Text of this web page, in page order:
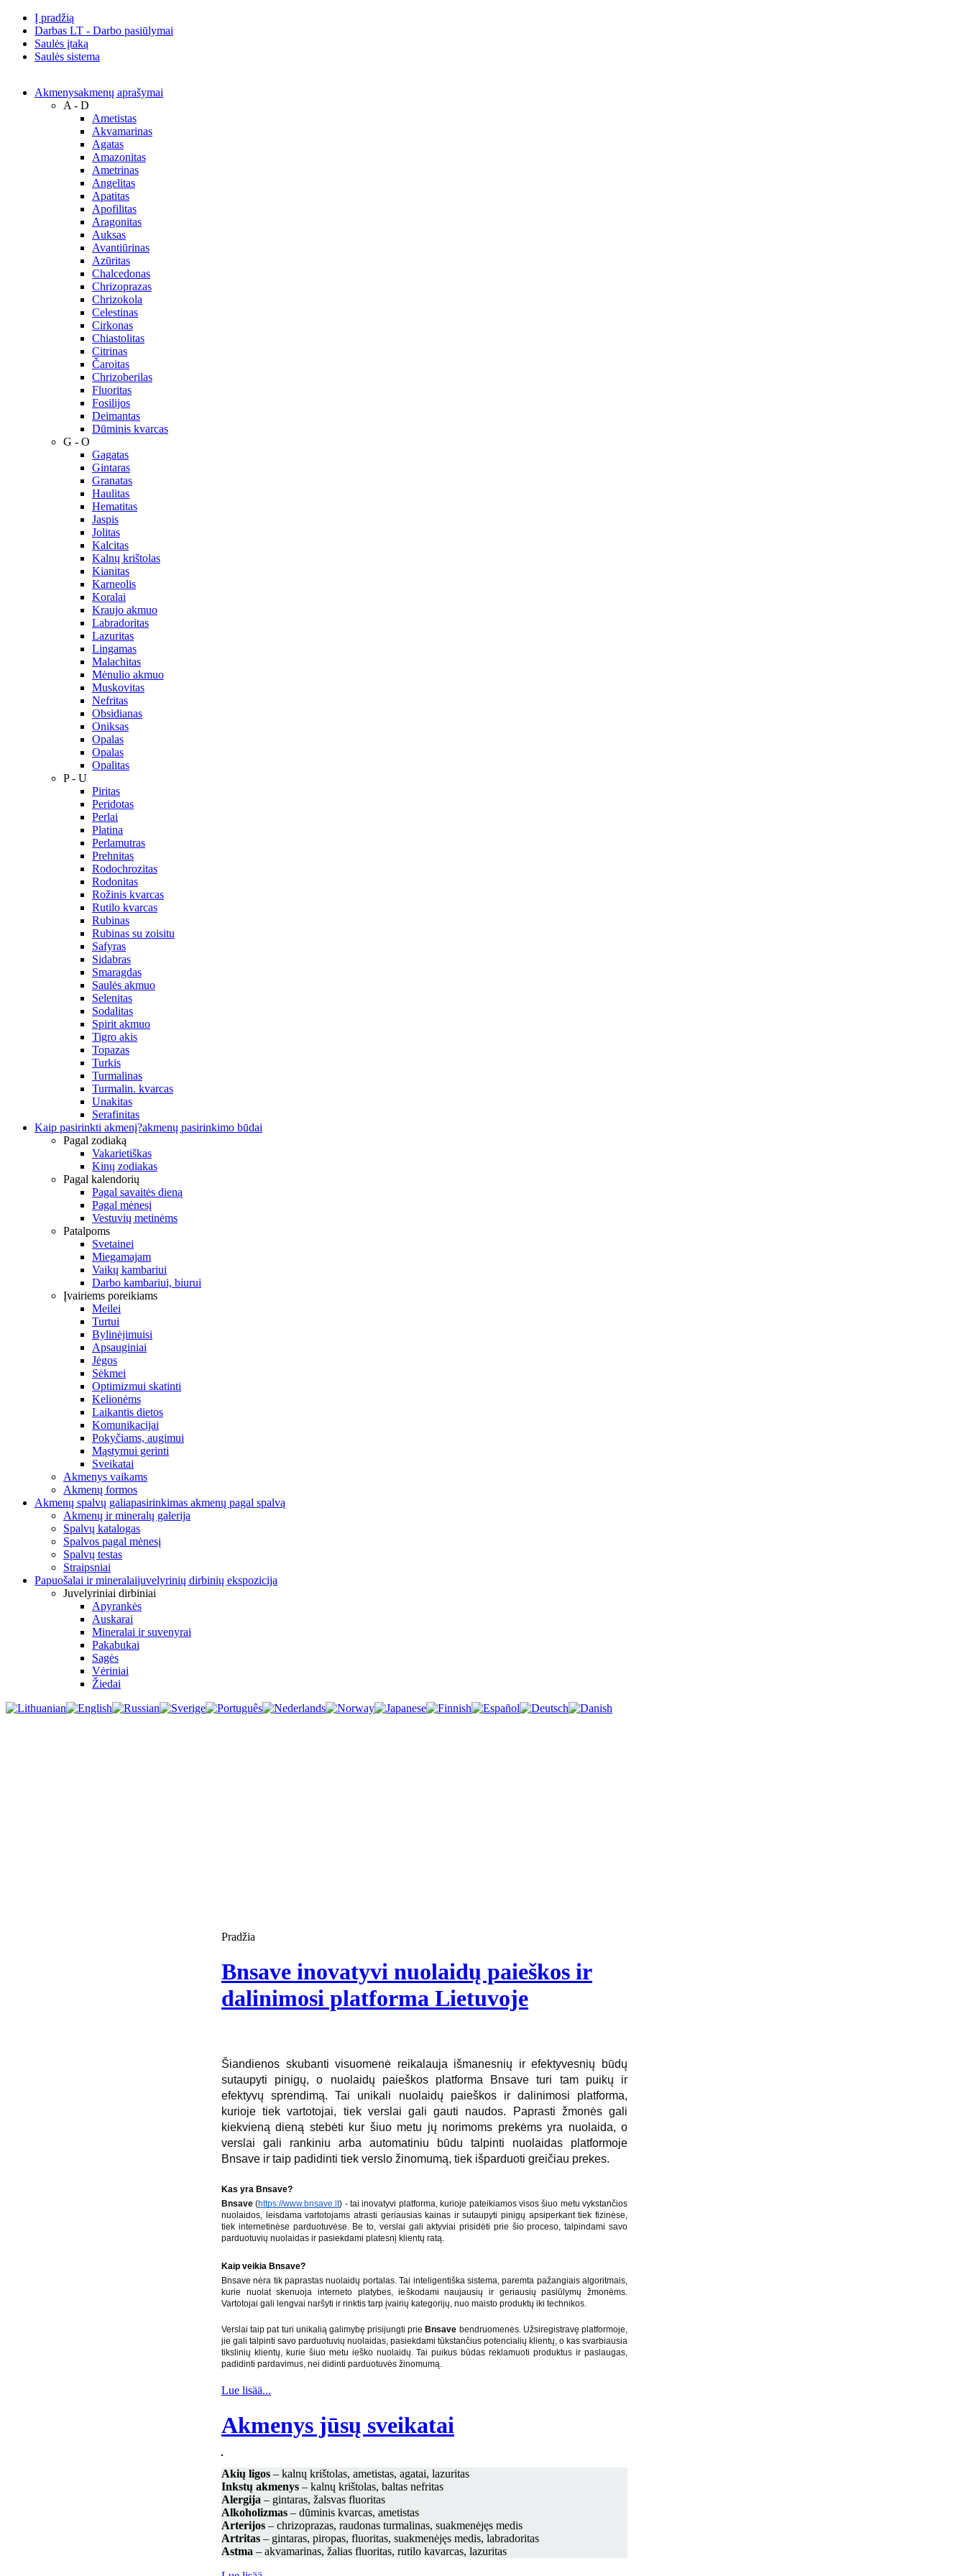
Į pradžią
Darbas LT - Darbo pasiūlymai
Saulės įtaką
Saulės sistema
Akmenysakmenų aprašymai
A - D
Ametistas
Akvamarinas
Agatas
Amazonitas
Ametrinas
Angelitas
Apatitas
Apofilitas
Aragonitas
Auksas
Avantiūrinas
Azūritas
Chalcedonas
Chrizoprazas
Chrizokola
Celestinas
Cirkonas
Chiastolitas
Citrinas
Čaroitas
Chrizoberilas
Fluoritas
Fosilijos
Deimantas
Dūminis kvarcas
G - O
Gagatas
Gintaras
Granatas
Haulitas
Hematitas
Jaspis
Jolitas
Kalcitas
Kalnų krištolas
Kianitas
Karneolis
Koralai
Kraujo akmuo
Labradoritas
Lazuritas
Lingamas
Malachitas
Mėnulio akmuo
Muskovitas
Nefritas
Obsidianas
Oniksas
Opalas
Opalas
Opalitas
P - U
Piritas
Peridotas
Perlai
Platina
Perlamutras
Prehnitas
Rodochrozitas
Rodonitas
Rožinis kvarcas
Rutilo kvarcas
Rubinas
Rubinas su zoisitu
Safyras
Sidabras
Smaragdas
Saulės akmuo
Selenitas
Sodalitas
Spirit akmuo
Tigro akis
Topazas
Turkis
Turmalinas
Turmalin. kvarcas
Unakitas
Serafinitas
Kaip pasirinkti akmenį?akmenų pasirinkimo būdai
Pagal zodiaką
Vakarietiškas
Kinų zodiakas
Pagal kalendorių
Pagal savaitės dieną
Pagal mėnesį
Vestuvių metinėms
Patalpoms
Svetainei
Miegamajam
Vaikų kambariui
Darbo kambariui, biurui
Įvairiems poreikiams
Meilei
Turtui
Bylinėjimuisi
Apsauginiai
Jėgos
Sėkmei
Optimizmui skatinti
Kelionėms
Laikantis dietos
Komunikacijai
Pokyčiams, augimui
Mąstymui gerinti
Sveikatai
Akmenys vaikams
Akmenų formos
Akmenų spalvų galiapasirinkimas akmenų pagal spalvą
Akmenų ir mineralų galerija
Spalvų katalogas
Spalvos pagal mėnesį
Spalvų testas
Straipsniai
Papuošalai ir mineralaijuvelyrinių dirbinių ekspozicija
Juvelyriniai dirbiniai
Apyrankės
Auskarai
Mineralai ir suvenyrai
Pakabukai
Sagės
Vėriniai
Žiedai
Pradžia
Bnsave inovatyvi nuolaidų paieškos ir
dalinimosi platforma Lietuvoje
Šiandienos skubanti visuomenė reikalauja išmanesnių ir efektyvesnių būdų
sutaupyti pinigų, o nuolaidų paieškos platforma Bnsave turi tam puikų ir
efektyvų sprendimą. Tai unikali nuolaidų paieškos ir dalinimosi platforma,
kurioje tiek vartotojai, tiek verslai gali gauti naudos. Paprasti žmonės gali
kiekvieną dieną stebėti kur šiuo metu jų norimoms prekėms yra nuolaida, o
verslai gali rankiniu arba automatiniu būdu talpinti nuolaidas platformoje
Bnsave ir taip padidinti tiek verslo žinomumą, tiek išparduoti greičiau prekes.
Kas yra Bnsave?
Bnsave(https://www.bnsave.lt) - tai inovatyvi platforma, kurioje pateikiamos visos šiuo metu vykstančios
nuolaidos, leisdama vartotojams atrasti geriausias kainas ir sutaupyti pinigų apsiperkant tiek fizinėse,
tiek internetinėse parduotuvėse. Be to, verslai gali aktyviai prisidėti prie šio proceso, talpindami savo
parduotuvių nuolaidas ir pasiekdami platesnį klientų ratą.
Kaip veikia Bnsave?
Bnsave nėra tik paprastas nuolaidų portalas. Tai inteligentiška sistema, paremta pažangiais algoritmais,
kurie nuolat skenuoja interneto platybes, ieškodami naujausių ir geriausių pasiūlymų žmonėms.
Vartotojai gali lengvai naršyti ir rinktis tarp įvairių kategorijų, nuo maisto produktų iki technikos.
Verslai taip pat turi unikalią galimybę prisijungti prieBnsave bendruomenės. Užsiregistravę platformoje,
jie gali talpinti savo parduotuvių nuolaidas, pasiekdami tūkstančius potencialių klientų, o kas svarbiausia
tikslinių klientų, kurie šiuo metu ieško nuolaidų. Tai puikus būdas reklamuoti produktus ir paslaugas,
padidinti pardavimus, nei didinti parduotuvės žinomumą.
Lue lisää...
Akmenys jūsų sveikatai
Akių ligos – kalnų krištolas, ametistas, agatai, lazuritas
Inkstų akmenys – kalnų krištolas, baltas nefritas
Alergija – gintaras, žalsvas fluoritas
Alkoholizmas – dūminis kvarcas, ametistas
Arterijos – chrizoprazas, raudonas turmalinas, suakmenėjęs medis
Artritas – gintaras, piropas, fluoritas, suakmenėjęs medis, labradoritas
Astma – akvamarinas, žalias fluoritas, rutilo kavarcas, lazuritas